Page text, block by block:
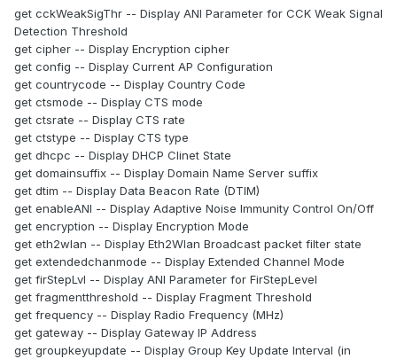
get cckWeakSigThr -- Display ANI Parameter for CCK Weak Signal
Detection Threshold
get cipher -- Display Encryption cipher
get config -- Display Current AP Configuration
get countrycode -- Display Country Code
get ctsmode -- Display CTS mode
get ctsrate -- Display CTS rate
get ctstype -- Display CTS type
get dhcpc -- Display DHCP Clinet State
get domainsuffix -- Display Domain Name Server suffix
get dtim -- Display Data Beacon Rate (DTIM)
get enableANI -- Display Adaptive Noise Immunity Control On/Off
get encryption -- Display Encryption Mode
get eth2wlan -- Display Eth2Wlan Broadcast packet filter state
get extendedchanmode -- Display Extended Channel Mode
get firStepLvl -- Display ANI Parameter for FirStepLevel
get fragmentthreshold -- Display Fragment Threshold
get frequency -- Display Radio Frequency (MHz)
get gateway -- Display Gateway IP Address
get groupkeyupdate -- Display Group Key Update Interval (in